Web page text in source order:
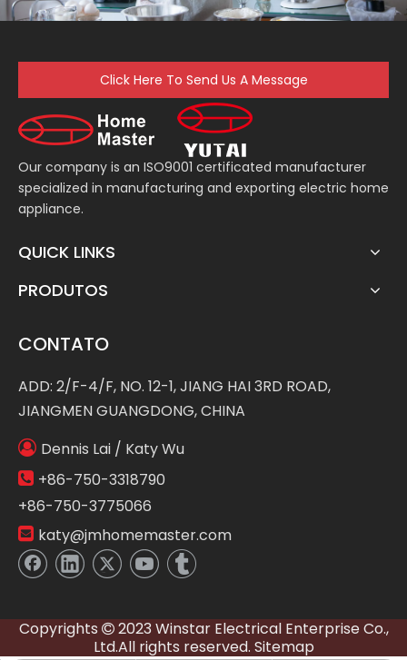
Click Here To Send Us A Message
Our company is an ISO9001 certificated manufacturer
specialized in manufacturing and exporting electric home
appliance.
QUICK LINKS
PRODUTOS
CONTATO
ADD: 2/F-4/F, NO. 12-1, JIANG HAI 3RD ROAD,
JIANGMEN GUANGDONG, CHINA
 Dennis Lai / Katy Wu
 +86-750-3318790
+86-750-3775066
 katy@jmhomemaster.com
Copyrights 2023 Winstar Electrical Enterprise Co.,
Ltd.All rights reserved. Sitemap